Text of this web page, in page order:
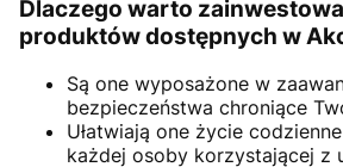
Dlaczego warto
produktów dostępnych w
Są one wyposażone w
bezpieczeństwa chroniące
Ułatwiają one życie
każdej osoby korzystającej z